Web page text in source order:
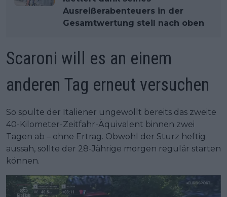
Ausreißerabenteuers in der
Gesamtwertung steil nach oben
Scaroni will es an einem
anderen Tag erneut versuchen
So spulte der Italiener ungewollt bereits das zweite
40-Kilometer-Zeitfahr-Äquivalent binnen zwei
Tagen ab – ohne Ertrag. Obwohl der Sturz heftig
aussah, sollte der 28-Jährige morgen regulär starten
können.